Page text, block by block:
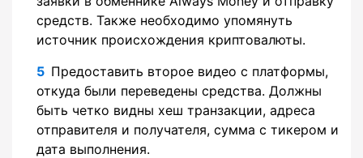
средств. Также необходимо упомянуть
источник происхождения криптовалюты.
Предоставить второе видео с платформы,
откуда были переведены средства. Должны
быть четко видны хеш транзакции, адреса
отправителя и получателя, сумма с тикером и
дата выполнения.